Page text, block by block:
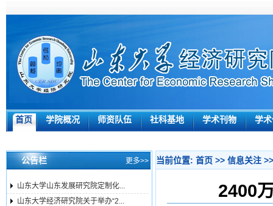
首页 学院概况 师资队伍 社科基地 学术刊物 学
公告栏 更多>>
山东大学山东发展研究院定制化...
山东大学经济研究院关于举办“2...
当前位置: 首页 >> 信息关注
2400